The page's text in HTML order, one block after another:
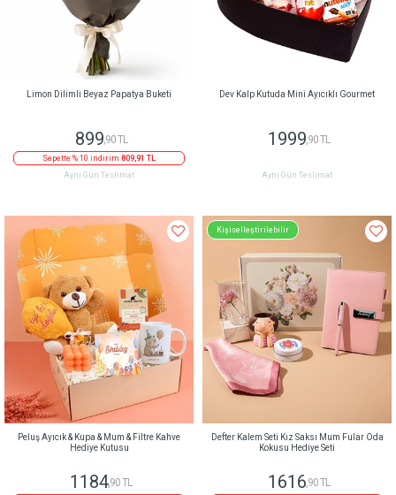
Limon Dilimli Beyaz Papatya Buketi
899,90 TL
Sepette % 10 indirim 809,91 TL
Aynı Gün Teslimat
Dev Kalp Kutuda Mini Ayıcıklı Gourmet
1999 ,90 TL
Aynı Gün Teslimat
Peluş Ayıcık & Kupa & Mum & Filtre Kahve
Hediye Kutusu
1184,90 TL
Kişiselleştirilebilir
Defter Kalem Seti Kız Saksı Mum Fular Oda
Kokusu Hediye Seti
1616,90 TL